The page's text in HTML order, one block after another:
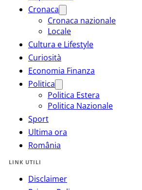
Cronaca
Cronaca nazionale
Locale
Cultura e Lifestyle
Curiosità
Economia Finanza
Politica
Politica Estera
Politica Nazionale
Sport
Ultima ora
România
LINK UTILI
Disclaimer